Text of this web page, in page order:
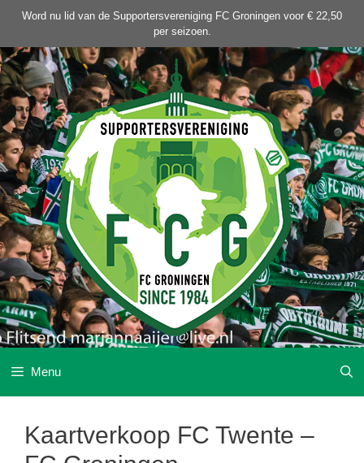
de
inhoud
Word nu lid van de Supportersvereniging FC Groningen voor € 22,50
per seizoen.
Menu
Kaartverkoop FC Twente –